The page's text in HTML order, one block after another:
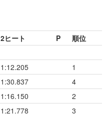
2ヒート P
順位
1:12.205
1
1:30.837
4
1:16.150
2
1:21.778
3